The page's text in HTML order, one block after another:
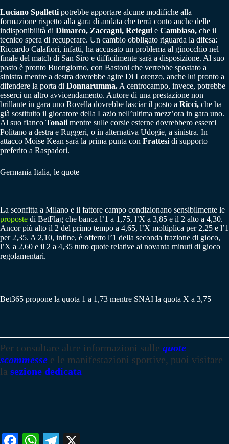
Luciano Spalletti potrebbe apportare alcune modifiche alla
formazione rispetto alla gara di andata che terrà conto anche delle
indisponibilità di Dimarco, Zaccagni, Retegui e Cambiaso, che il
tecnico spera di recuperare. Un cambio obbligato riguarda la difesa:
Riccardo Calafiori, infatti, ha accusato un problema al ginocchio nel
finale del match di San Siro e difficilmente sarà a disposizione. Al suo
posto è pronto Buongiorno, con Bastoni che verrebbe spostato a
sinistra mentre a destra dovrebbe agire Di Lorenzo, anche lui pronto a
difendere la porta di Donnarumma. A centrocampo, invece, potrebbe
esserci un altro avvicendamento. Autore di una prestazione non
brillante in gara uno Rovella dovrebbe lasciar il posto a Ricci, che ha
già sostituito il giocatore della Lazio nell’ultima mezz’ora in gara uno.
Al suo fianco Tonali mentre sulle corsie esterne dovrebbero esserci
Politano a destra e Ruggeri, o in alternativa Udogie, a sinistra. In
attacco Moise Kean sarà la prima punta con Frattesi di supporto
preferito a Raspadori.
Germania Italia, le quote
La sconfitta a Milano e il fattore campo condizionano sensibilmente le
proposte di BetFlag che banca l’1 a 1,75, l’X a 3,85 e il 2 alto a 4,30.
Ancor più alto il 2 del primo tempo a 4,65, l’X moltiplica per 2,25 e l’1
per 2,35. A 2,10, infine, è offerto l’1 della seconda frazione di gioco,
l’X a 2,60 e il 2 a 4,35 tutto quote relative ai novanta minuti di gioco
regolamentari.
Bet365 propone la quota 1 a 1,73 mentre SNAI la quota X a 3,75
Per consultare altre informazioni sulle quote
scommesse e le manifestazioni sportive, puoi visitare
la sezione dedicata